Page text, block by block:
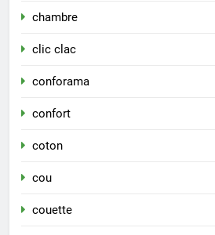
chambre
clic clac
conforama
confort
coton
cou
couette